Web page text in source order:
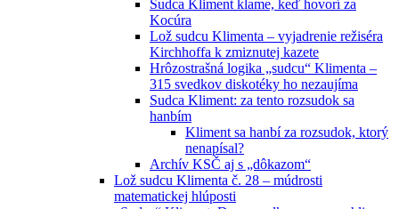
Sudca Kliment klame, keď hovorí za
Kocúra
Lož sudcu Klimenta – vyjadrenie režiséra
Kirchhoffa k zmiznutej kazete
Hrôzostrašná logika „sudcu“ Klimenta –
315 svedkov diskotéky ho nezaujíma
Sudca Kliment: za tento rozsudok sa
hanbím
Kliment sa hanbí za rozsudok, ktorý
nenapísal?
Archív KSČ aj s „dôkazom“
Lož sudcu Klimenta č. 28 – múdrosti
matematickej hlúposti